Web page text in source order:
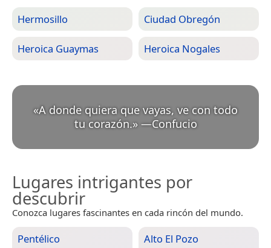
Hermosillo Ciudad Obregón
Heroica Guaymas Heroica Nogales
«A donde quiera que vayas, ve con todo
tu corazón.» —Confucio
Lugares intrigantes por
descubrir
Conozca lugares fascinantes en cada rincón del mundo.
Pentélico Alto El Pozo